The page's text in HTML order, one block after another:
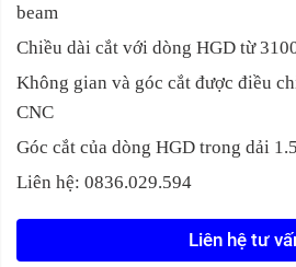
beam
Chiều dài cắt với dòng HGD từ
Không gian và góc cắt được điều
CNC
Góc cắt của dòng HGD trong dải
Liên hệ: 0836.029.594
Liên hệ tư